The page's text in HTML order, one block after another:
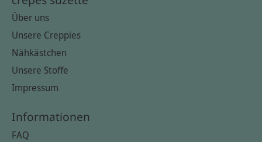
Über uns
Unsere Creppies
Nähkästchen
Unsere Stoffe
Impressum
Informationen
FAQ